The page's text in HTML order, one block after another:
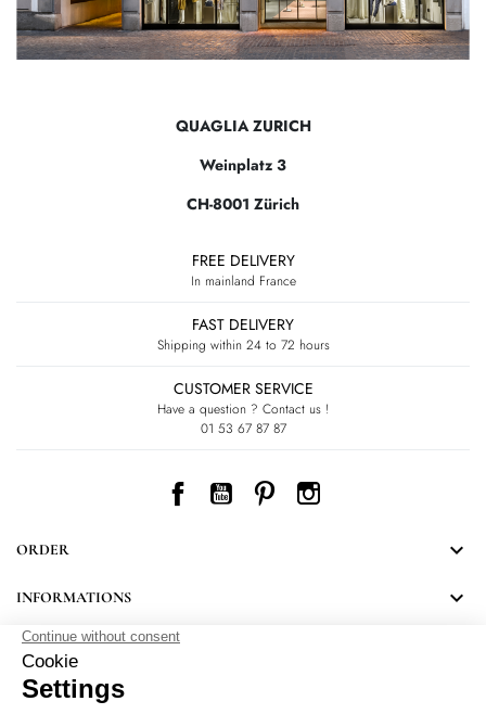
QUAGLIA ZURICH
Weinplatz 3
CH-8001 Zürich
FREE DELIVERY
In mainland France
FAST DELIVERY
Shipping within 24 to 72 hours
CUSTOMER SERVICE
Have a question ? Contact us !
01 53 67 87 87
Facebook
YouTube
PinterestInstagram
ORDER 
INFORMATIONS 
NEWSLETTER
Follow LEONARD's news and discover some great surprises.